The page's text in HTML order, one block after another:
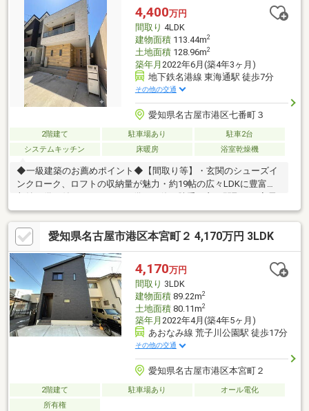
工】【交換】ビルトインコンロ【張替え】全室クロス【その他】
リペア補修・水回りコーキング打ち直し・ハウスクリーニング 等
4,400万円
間取り 4LDK
建物面積113.44m2
土地面積128.96m2
築年月 2022年6月(築4年3ヶ月)
地下鉄名港線 東海通駅 徒歩7分
その他の交通
愛知県名古屋市港区七番町３
2階建て 駐車場あり
駐車2台
システムキッチン
床暖房 浴室乾燥機
◆一級建築のお薦めポイント◆【間取り等】・玄関のシューズイ
ンクローク、ロフトの収納量が魅力・約19帖の広々LDKに豊富な
収納、備え付けカウンターを備えた使い勝手の良い間取り・家電
収納付きで持ち込み不要・洗面室に廊下からとキッチンから両方
からアクセスでき大変便利・ロフトに階段で簡単に登れるのが魅
力【環境】・地下鉄名港線『東海通』駅まで徒歩約6分の利便性・
ららぽーと名古屋みなとアクルスまで徒歩約13分は毎日の生活に
大変便利。・中川小学校まで徒歩約6分のため登下校の時間が短く
済み、お子様の防犯面としても安心※写真は一部生活用品等を画
像編集により見やすく加工しております。
愛知県名古屋市港区本宮町２ 4,170万円 3LDK
4,170万円
間取り 3LDK
建物面積89.22m2
土地面積80.11m2
築年月 2022年4月(築4年5ヶ月)
あおなみ線 荒子川公園駅 徒歩17分
その他の交通
愛知県名古屋市港区本宮町２
2階建て 駐車場あり
オール電化
所有権